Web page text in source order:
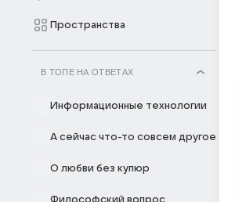
Пространства
В ТОПЕ НА ОТВЕТАХ
Информационные технологии
А сейчас что-то совсем другое
О любви без купюр
Философский вопрос